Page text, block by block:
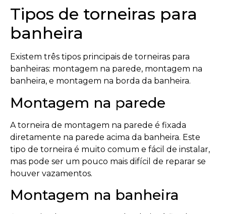
Tipos de torneiras para
banheira
Existem três tipos principais de torneiras para
banheiras: montagem na parede, montagem na
banheira, e montagem na borda da banheira.
Montagem na parede
A torneira de montagem na parede é fixada
diretamente na parede acima da banheira. Este
tipo de torneira é muito comum e fácil de instalar,
mas pode ser um pouco mais difícil de reparar se
houver vazamentos.
Montagem na banheira